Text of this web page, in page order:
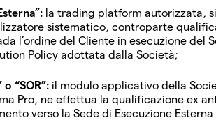
la trading platform autorizzata,
sistematico, controparte
l’ordine del Cliente in esecuzione del
Policy adottata dalla Società;
“SOR”: il modulo applicativo della
Pro, ne effettua la qualificazione ex
verso la Sede di Esecuzione